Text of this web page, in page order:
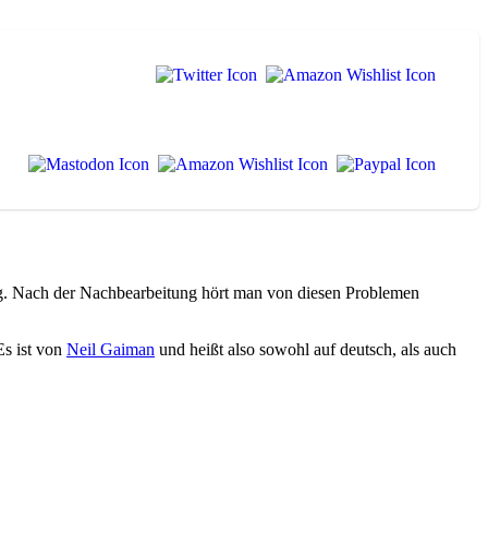
der Nachbearbeitung hört man von diesen Problemen
ist von Neil Gaiman und heißt also sowohl auf deutsch, als auch